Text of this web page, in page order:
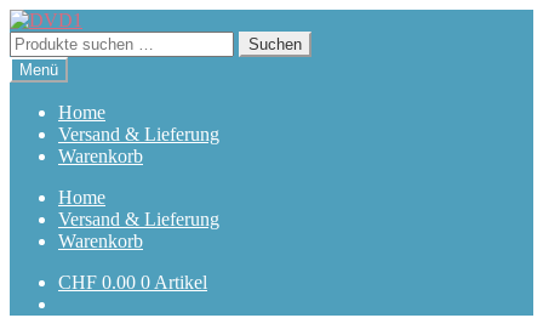
Zur
Navigation
springen
Zum
Inhalt
springen
Suchen
nach:
Suchen
Menü
Home
Versand & Lieferung
Warenkorb
Home
Versand & Lieferung
Warenkorb
CHF 0.00 0 Artikel